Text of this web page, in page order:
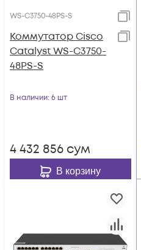
WS-C3750-48PS-S
Коммутатор Cisco
Catalyst WS-C3750-
48PS-S
В наличии: 6 шт
4 432 856 сум
В корзину